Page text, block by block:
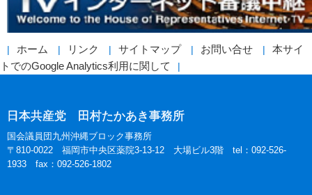
ホーム リンク サイトマップ お問い合せ
本サイ
トでのGoogle Analytics利用に関して
日本共産党 田村たかあき事務所
国会議員団九州沖縄ブロック事務所
〒810-0022 福岡市中央区薬院3-13-12 大場ビル3階 tel：092-526-
1933 fax：092-526-1802